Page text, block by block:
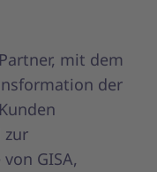
mit dem
der
zur
GISA,